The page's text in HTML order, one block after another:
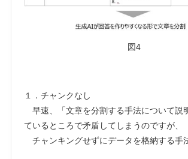
図4
１．チャンクなし
早速、「文章を分割する手法について説
ているところで矛盾してしまうのですが、
チャンキングせずにデータを格納する手